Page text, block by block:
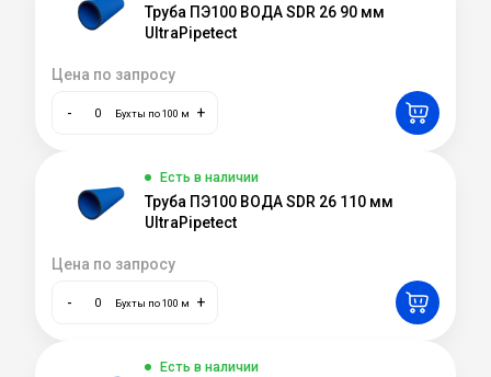
Труба ПЭ100 ВОДА SDR 26 90 мм
UltraPipetect
Цена по запросу
- Бухты по 100 м +
Есть в наличии
Труба ПЭ100 ВОДА SDR 26 110 мм
UltraPipetect
Цена по запросу
- Бухты по 100 м +
Есть в наличии